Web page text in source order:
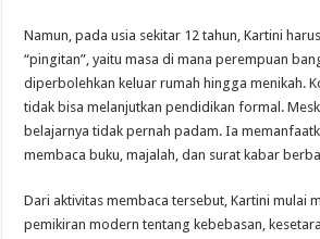
Namun, pada usia sekitar 12 tahun, Kartini
“pingitan”, yaitu masa di mana perempuan
diperbolehkan keluar rumah hingga menikah.
tidak bisa melanjutkan pendidikan formal.
belajarnya tidak pernah padam. Ia
membaca buku, majalah, dan surat kabar
Dari aktivitas membaca tersebut, Kartini mulai
pemikiran modern tentang kebebasan,